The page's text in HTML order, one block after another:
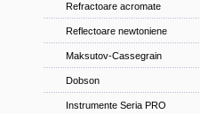
Refractoare acromate
Reflectoare newtoniene
Maksutov-Cassegrain
Dobson
Instrumente Seria PRO